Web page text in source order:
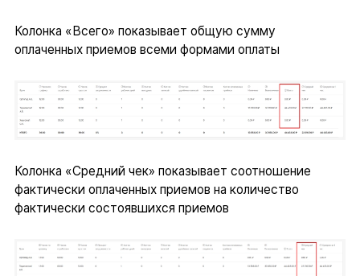
Колонка «Всего» показывает общую сумму
оплаченных приемов всеми формами оплаты
Колонка «Средний чек» показывает соотношение
фактически оплаченных приемов на количество
фактически состоявшихся приемов